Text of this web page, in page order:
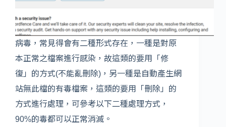
病毒，常見得會有二種形式存在，一種是對原
本正常之檔案進行感染，故這類的要用「修
復」的方式(不能亂刪除)，另一種是自動產生網
站無此檔的有毒檔案，這類的要用「刪除」的
方式進行處理，可參考以下二種處理方式，
90%的毒都可以正常消滅。